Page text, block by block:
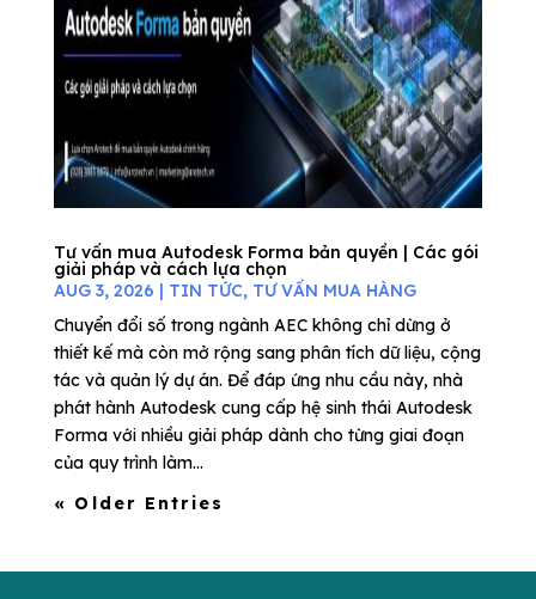
Tư vấn mua Autodesk Forma bản quyền | Các gói
giải pháp và cách lựa chọn
AUG 3, 2026 | TIN TỨC, TƯ VẤN MUA HÀNG
Chuyển đổi số trong ngành AEC không chỉ dừng ở
thiết kế mà còn mở rộng sang phân tích dữ liệu, cộng
tác và quản lý dự án. Để đáp ứng nhu cầu này, nhà
phát hành Autodesk cung cấp hệ sinh thái Autodesk
Forma với nhiều giải pháp dành cho từng giai đoạn
của quy trình làm...
« Older Entries